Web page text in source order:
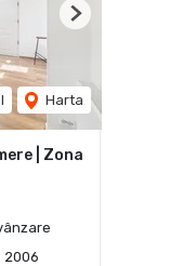
Harta
Next
| Zona
2006